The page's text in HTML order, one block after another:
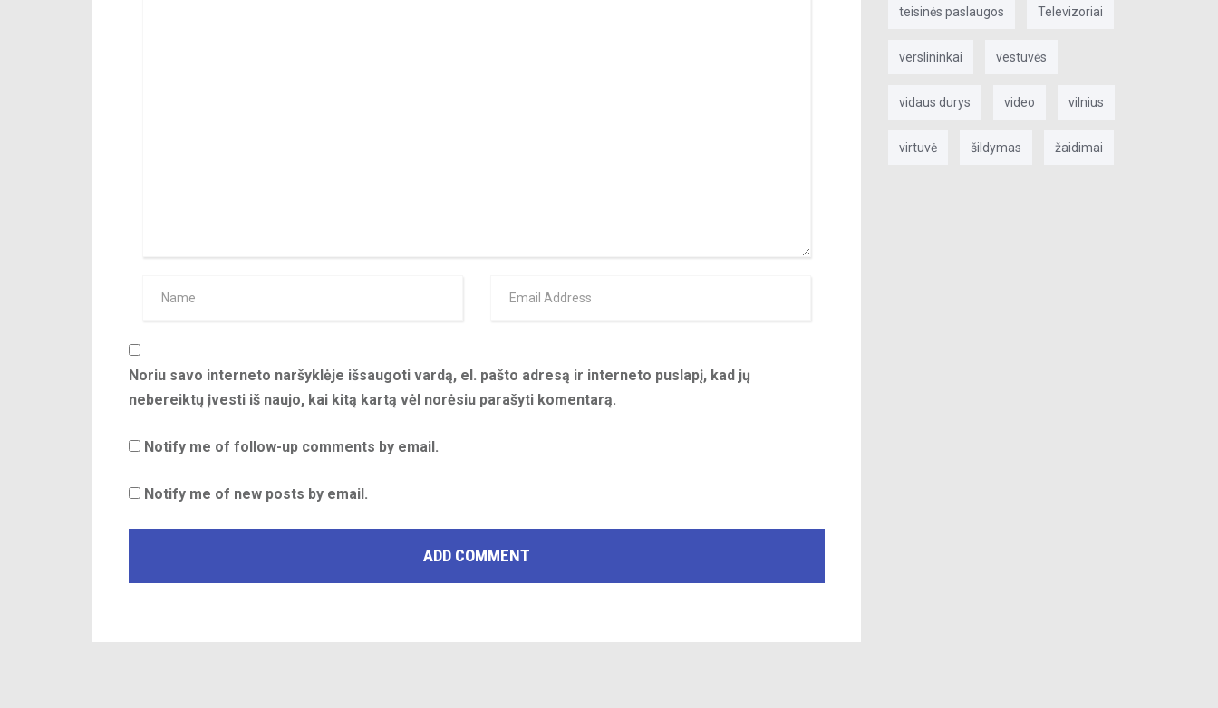
Noriu savo interneto naršyklėje išsaugoti vardą, el. pašto adresą ir interneto puslapį, kad jų
nebereiktų įvesti iš naujo, kai kitą kartą vėl norėsiu parašyti komentarą.
Notify me of follow-up comments by email.
Notify me of new posts by email.
teisinės paslaugos Televizoriai
verslininkai vestuvės
vidaus durys video vilnius
virtuvė šildymas žaidimai